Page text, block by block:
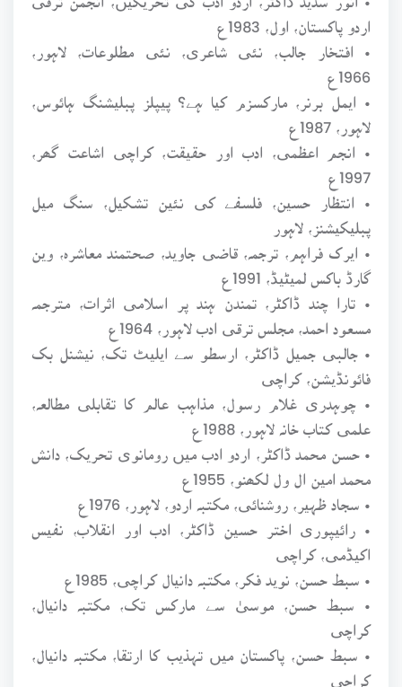
اردو پاکستان، اول، 1983ع
• افتخار جالب، نئی شاعری، نئی مطلوعات، لاہور،
1966ع
• ایمل برنر، مارکسزم کیا ہے؟ پیپلز پبلیشنگ ہائوس،
لاہور، 1987ع
• انجم اعظمی، ادب اور حقیقت، کراچی اشاعت گھر،
1997ع
• انتظار حسین، فلسفے کی نئین تشکیل، سنگ میل
پبلیکیشنز، لاہور
• ایرک فراہم، ترجمہ، قاضی جاوید، صحتمند معاشرہ، وین
گارڈ باکس لمیٹیڈ، 1991ع
• تارا چند ڈاکٹر، تمندن ہند پر اسلامی اثرات، مترجمہ
مسعود احمد، مجلس ترقی ادب لاہور، 1964ع
• جالبی جمیل ڈاکٹر، ارسطو سے ایلیٹ تک، نیشنل بک
فائونڈیشن، کراچی
• چوہدری غلام رسول، مذاہب عالم کا تقابلی مطالعہ،
علمی کتاب خانہ لاہور، 1988ع
• حسن محمد ڈاکٹر، اردو ادب میں رومانوی تحریک، دانش
محمد امین ال ول لکھنو، 1955ع
• سجاد ظہیر، روشنائی، مکتبہ اردو، لاہور، 1976ع
• رائیپوری اختر حسین ڈاکٹر، ادب اور انقلاب، نفیس
اکیڈمی، کراچی
• سبط حسن، نوید فکر، مکتبہ دانیال کراچی، 1985ع
• سبط حسن، موسیٰ سے مارکس تک، مکتبہ دانیال،
کراچی
• سبط حسن، پاکستان میں تہذیب کا ارتقا، مکتبہ دانیال،
کراچی